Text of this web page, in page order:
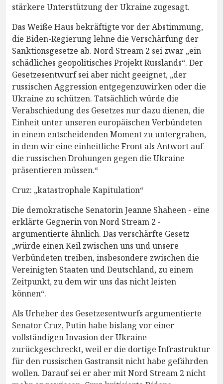
stärkere Unterstützung der Ukraine zugesagt.
Das Weiße Haus bekräftigte vor der Abstimmung,
die Biden-Regierung lehne die Verschärfung der
Sanktionsgesetze ab. Nord Stream 2 sei zwar „ein
schädliches geopolitisches Projekt Russlands“. Der
Gesetzesentwurf sei aber nicht geeignet, „der
russischen Aggression entgegenzuwirken oder die
Ukraine zu schützen. Tatsächlich würde die
Verabschiedung des Gesetzes nur dazu dienen, die
Einheit unter unseren europäischen Verbündeten
in einem entscheidenden Moment zu untergraben,
in dem wir eine einheitliche Front als Antwort auf
die russischen Drohungen gegen die Ukraine
präsentieren müssen.“
Cruz: „katastrophale Kapitulation“
Die demokratische Senatorin Jeanne Shaheen - eine
erklärte Gegnerin von Nord Stream 2 -
argumentierte ähnlich. Das verschärfte Gesetz
„würde einen Keil zwischen uns und unsere
Verbündeten treiben, insbesondere zwischen die
Vereinigten Staaten und Deutschland, zu einem
Zeitpunkt, zu dem wir uns das nicht leisten
können“.
Als Urheber des Gesetzesentwurfs argumentierte
Senator Cruz, Putin habe bislang vor einer
vollständigen Invasion der Ukraine
zurückgeschreckt, weil er die dortige Infrastruktur
für den russischen Gastransit nicht habe gefährden
wollen. Darauf sei er aber mit Nord Stream 2 nicht